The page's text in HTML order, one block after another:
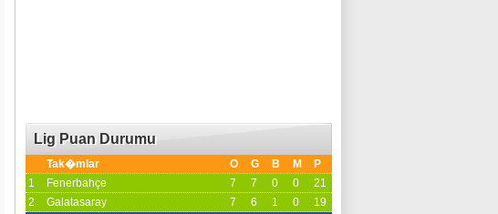
Lig Puan Durumu
Tak�mlar O G B M
P
1
Fenerbahçe 7 7 0 0
21
2
Galatasaray 7 6 1 0
19